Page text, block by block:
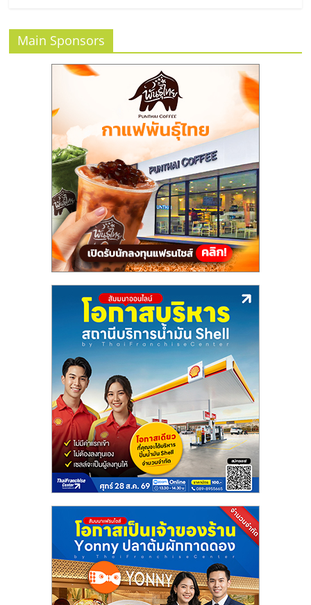
ที่
แฟ
ไชส์,
รวม
แฟ
ไชส์
ขาย
แฟ
ไชส์
แฟ
Main Sponsors